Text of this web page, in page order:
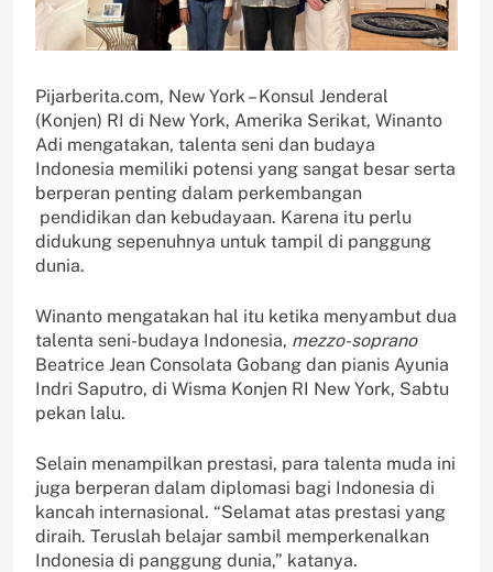
Pijarberita.com, New York – Konsul Jenderal
(Konjen) RI di New York, Amerika Serikat, Winanto
Adi mengatakan, talenta seni dan budaya
Indonesia memiliki potensi yang sangat besar serta
berperan penting dalam perkembangan
pendidikan dan kebudayaan. Karena itu perlu
didukung sepenuhnya untuk tampil di panggung
dunia.
Winanto mengatakan hal itu ketika menyambut dua
talenta seni-budaya Indonesia, mezzo-soprano
Beatrice Jean Consolata Gobang dan pianis Ayunia
Indri Saputro, di Wisma Konjen RI New York, Sabtu
pekan lalu.
Selain menampilkan prestasi, para talenta muda ini
juga berperan dalam diplomasi bagi Indonesia di
kancah internasional. “Selamat atas prestasi yang
diraih. Teruslah belajar sambil memperkenalkan
Indonesia di panggung dunia,” katanya.